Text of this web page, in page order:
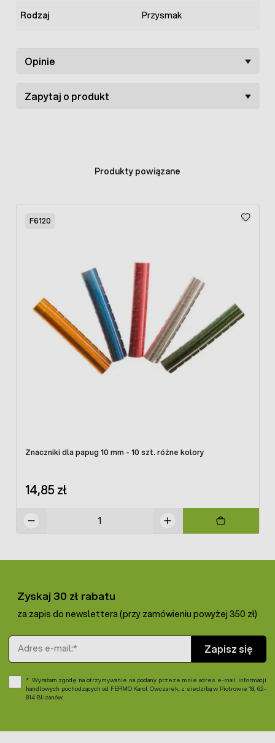
Rodzaj Przysmak
Opinie
Zapytaj o produkt
Produkty powiązane
F6120
Znaczniki dla papug 10 mm - 10 szt. różne kolory
14,85 zł
Zyskaj 30 zł rabatu
za zapis do newslettera (przy zamówieniu powyżej 350 zł)
Adres e-mail
Zapisz się
Wyrażam zgodę na otrzymywanie na podany przeze mnie adres e-mail informacji
handlowych pochodzących od FERMO Karol Owczarek, z siedzibą w Piotrowie 18, 62-
814 Blizanów.